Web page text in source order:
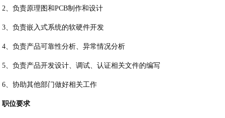
2、负责原理图和PCB制作和设计
3、负责嵌入式系统的软硬件开发
4、负责产品可靠性分析、异常情况分析
5、负责产品开发设计、调试、认证相关文件的编写
6、协助其他部门做好相关工作
职位要求